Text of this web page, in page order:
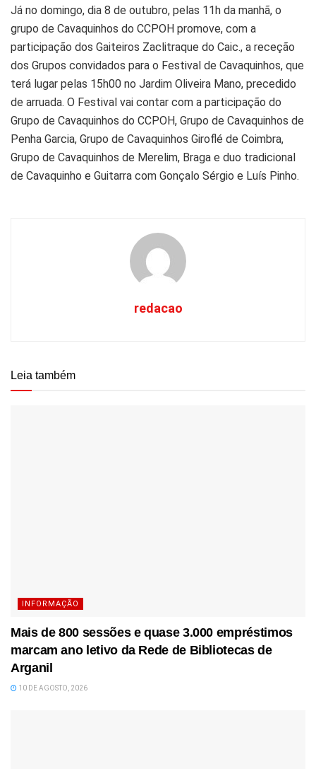
Já no domingo, dia 8 de outubro, pelas 11h da manhã, o
grupo de Cavaquinhos do CCPOH promove, com a
participação dos Gaiteiros Zaclitraque do Caic., a receção
dos Grupos convidados para o Festival de Cavaquinhos, que
terá lugar pelas 15h00 no Jardim Oliveira Mano, precedido
de arruada. O Festival vai contar com a participação do
Grupo de Cavaquinhos do CCPOH, Grupo de Cavaquinhos de
Penha Garcia, Grupo de Cavaquinhos Giroflé de Coimbra,
Grupo de Cavaquinhos de Merelim, Braga e duo tradicional
de Cavaquinho e Guitarra com Gonçalo Sérgio e Luís Pinho.
redacao
Leia também
INFORMAÇÃO
Mais de 800 sessões e quase 3.000 empréstimos
marcam ano letivo da Rede de Bibliotecas de
Arganil
10 DE AGOSTO, 2026